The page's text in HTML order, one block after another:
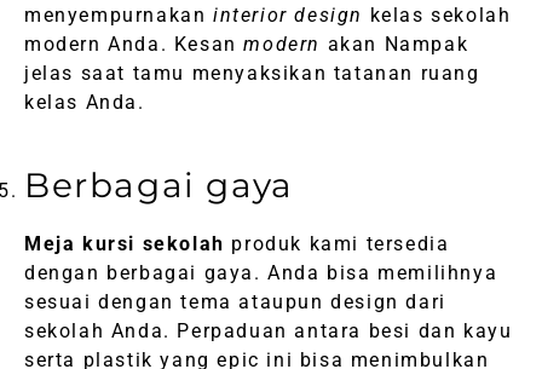
menyempurnakaninterior design kelas sekolah
modern Anda. Kesanmodern akan Nampak
jelas saat tamu menyaksikan tatanan ruang
kelas Anda.
Berbagai gaya
Meja kursi sekolah produk kami tersedia
dengan berbagai gaya. Anda bisa memilihnya
sesuai dengan tema ataupun design dari
sekolah Anda. Perpaduan antara besi dan kayu
serta plastik yang epic ini bisa menimbulkan